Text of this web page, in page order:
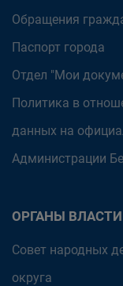
Обращения
Паспорт города
Отдел "Мои
Политика в
данных на
Администрации
ОРГАНЫ ВЛАСТИ
Совет народных
округа